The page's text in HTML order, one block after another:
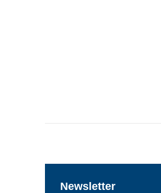
Newsletter